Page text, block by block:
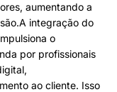
aumentando a
integração do
o
por profissionais
ao cliente. Isso